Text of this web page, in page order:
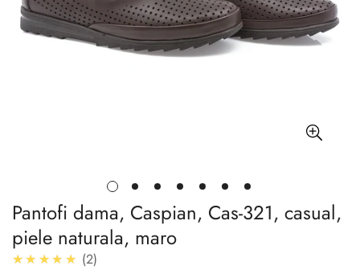
Pantofi dama, Caspian, Cas-321, casual,
piele naturala, maro
★★★★★ 5.0
2